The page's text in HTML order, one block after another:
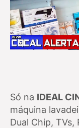
Só na IDEAL
máquina
Dual Chip,